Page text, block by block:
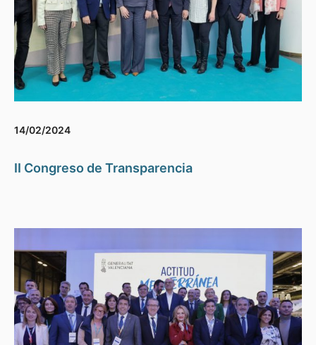
14/02/2024
II Congreso de Transparencia